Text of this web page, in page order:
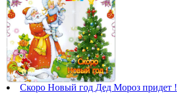
Скоро Новый год Дед Мороз придет !